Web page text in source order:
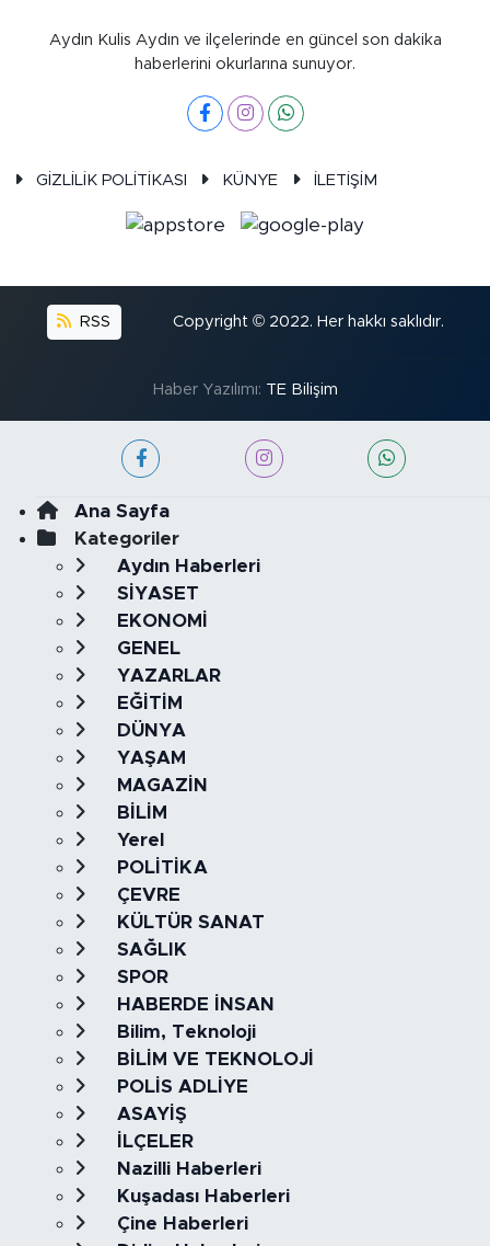
Aydın Kulis Aydın ve ilçelerinde en güncel son dakika
haberlerini okurlarına sunuyor.
GİZLİLİK POLİTİKASI KÜNYE İLETİŞİM
RSS Copyright © 2022. Her hakkı saklıdır.
Haber Yazılımı: TE Bilişim
Ana Sayfa
Kategoriler
Aydın Haberleri
SİYASET
EKONOMİ
GENEL
YAZARLAR
EĞİTİM
DÜNYA
YAŞAM
MAGAZİN
BİLİM
Yerel
POLİTİKA
ÇEVRE
KÜLTÜR SANAT
SAĞLIK
SPOR
HABERDE İNSAN
Bilim, Teknoloji
BİLİM VE TEKNOLOJİ
POLİS ADLİYE
ASAYİŞ
İLÇELER
Nazilli Haberleri
Kuşadası Haberleri
Çine Haberleri